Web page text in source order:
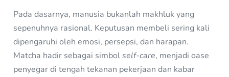
Pada dasarnya, manusia bukanlah makhluk yang
sepenuhnya rasional. Keputusan membeli sering kali
dipengaruhi oleh emosi, persepsi, dan harapan.
Matcha hadir sebagai simbolself-care, menjadi oase
penyegar di tengah tekanan pekerjaan dan kabar